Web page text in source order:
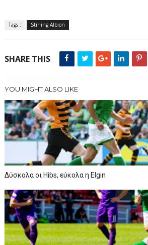
Tags : Stirling Albion
SHARE THIS
YOU MIGHT ALSO LIKE
Δύσκολα οι Hibs, εύκολα η Elgin